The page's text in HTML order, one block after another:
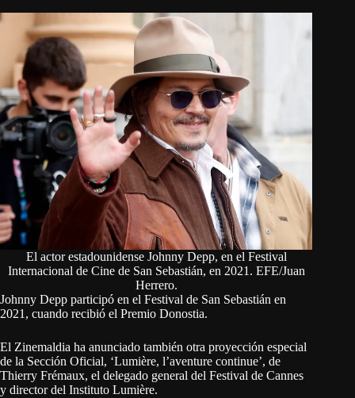
El actor estadounidense Johnny Depp, en el Festival
Internacional de Cine de San Sebastián, en 2021. EFE/Juan
Herrero.
Johnny Depp participó en el Festival de San Sebastián en
2021, cuando recibió el Premio Donostia.
El Zinemaldia ha anunciado también otra proyección especial
de la Sección Oficial, ‘Lumière, l’aventure continue’, de
Thierry Frémaux, el delegado general del Festival de Cannes
y director del Instituto Lumière.